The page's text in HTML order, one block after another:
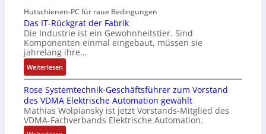
t
S
y
s
t
è
m
e
s
:
Q
u
e
r
V
e
r
t
r
i
e
b
Hutschienen-PC für raue Bedingungen
Das IT-Rückgrat der Fabrik
Die Industrie ist ein Gewohnheitstier. Sind
Komponenten einmal eingebaut, müssen sie
jahrelang ihre…
Weiterlesen:
D
a
s
I
T
Rose Systemtechnik-Geschäftsführer zum Vorstand
des VDMA Elektrische Automation gewählt
Mathias Wolpiansky ist jetzt Vorstands-Mitglied des
VDMA-Fachverbands Elektrische Automation.